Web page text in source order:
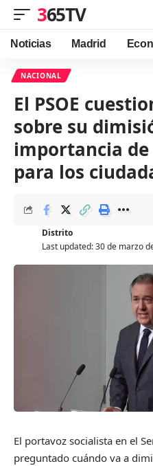
365TV
Noticias Madrid
NACIONAL
El PSOE
sobre su
importancia
para los
Last updated: 30 de marzo
Distrito
El portavoz socialista en el
preguntado cuándo va a